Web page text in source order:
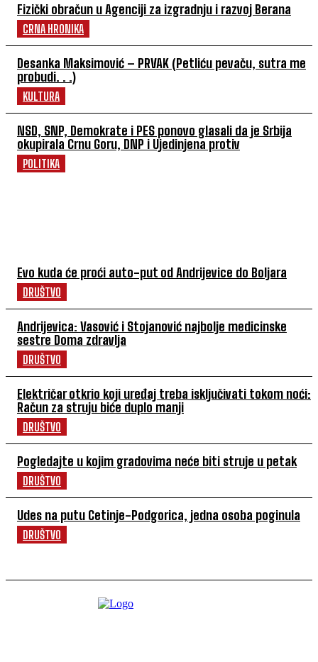
Fizički obračun u Agenciji za izgradnju i razvoj Berana
CRNA HRONIKA
Desanka Maksimović – PRVAK (Petliću pevaču, sutra me
probudi. . .)
KULTURA
NSD, SNP, Demokrate i PES ponovo glasali da je Srbija
okupirala Crnu Goru, DNP i Ujedinjena protiv
POLITIKA
Evo kuda će proći auto-put od Andrijevice do Boljara
DRUŠTVO
Andrijevica: Vasović i Stojanović najbolje medicinske
sestre Doma zdravlja
DRUŠTVO
Električar otkrio koji uređaj treba isključivati tokom noći:
Račun za struju biće duplo manji
DRUŠTVO
Pogledajte u kojim gradovima neće biti struje u petak
DRUŠTVO
Udes na putu Cetinje-Podgorica, jedna osoba poginula
DRUŠTVO